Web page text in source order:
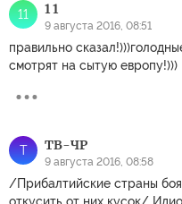
11 1 1
9 августа 2016, 08:51
правильно
смотрят на сытую европу!)))
Т ТВ-ЧР
9 августа 2016, 08:58
/Прибалтийские страны